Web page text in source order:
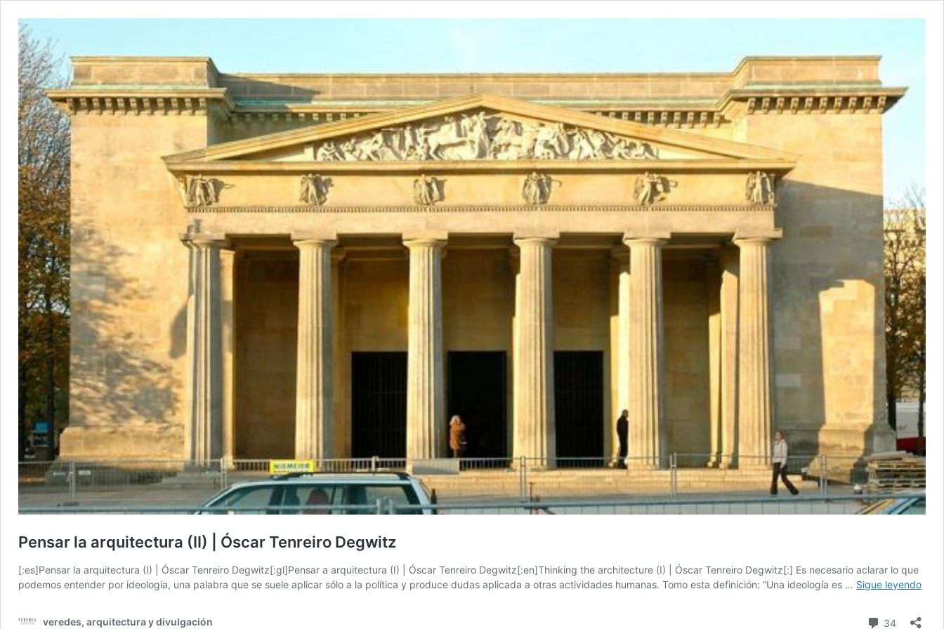
Pensar la arquitectura (II) | Óscar Tenreiro Degwitz
[:es]Pensar la arquitectura (I) | Óscar Tenreiro Degwitz[:gl]Pensar a arquitectura (I) | Óscar Tenreiro Degwitz[:en]Thinking the architecture (I) | Óscar Tenreiro Degwitz[:] Es necesario aclarar lo que
podemos entender por ideología, una palabra que se suele aplicar sólo a la política y produce dudas aplicada a otras actividades humanas. Tomo esta definición: “Una ideología es … Sigue leyendo
veredes, arquitectura y divulgación 34